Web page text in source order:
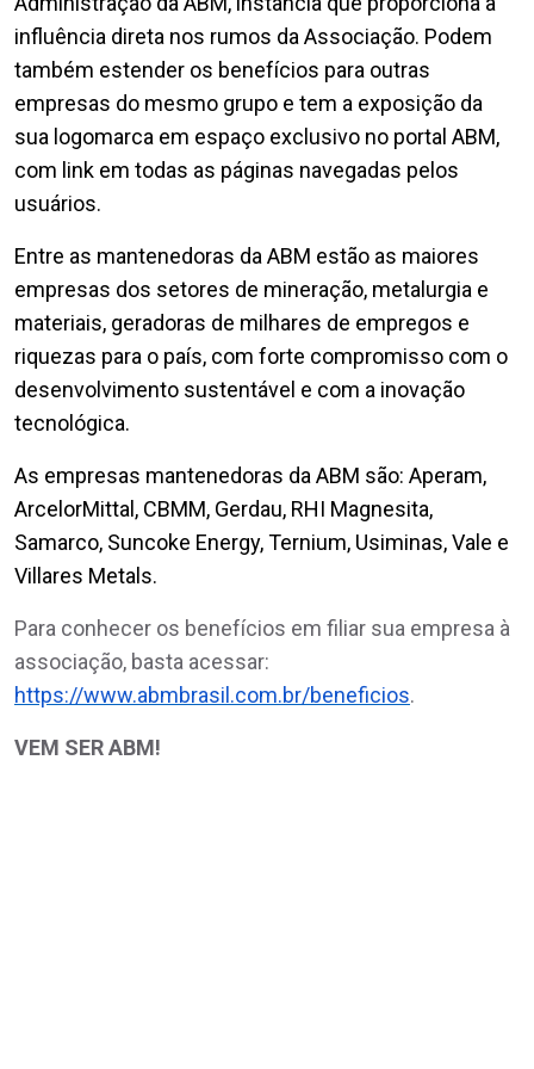
influência direta nos rumos da Associação. Podem
também estender os benefícios para outras
empresas do mesmo grupo e tem a exposição da
sua logomarca em espaço exclusivo no portal ABM,
com link em todas as páginas navegadas pelos
usuários.
Entre as mantenedoras da ABM estão as maiores
empresas dos setores de mineração, metalurgia e
materiais, geradoras de milhares de empregos e
riquezas para o país, com forte compromisso com o
desenvolvimento sustentável e com a inovação
tecnológica.
As empresas mantenedoras da ABM são: Aperam,
ArcelorMittal, CBMM, Gerdau, RHI Magnesita,
Samarco, Suncoke Energy, Ternium, Usiminas, Vale e
Villares Metals.
Para conhecer os benefícios em filiar sua empresa à
associação, basta acessar:
https://www.abmbrasil.com.br/beneficios.
VEM SER ABM!